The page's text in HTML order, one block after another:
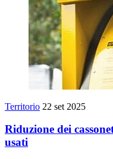
Territorio 22 set 2025
Riduzione dei
usati